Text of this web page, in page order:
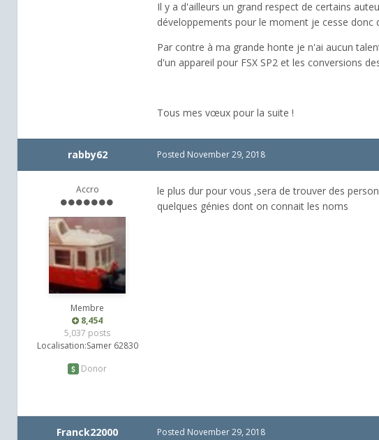
Il y a d'ailleurs un grand respect de certains
développements pour le moment je cesse donc
Par contre à ma grande honte je n'ai aucun
d'un appareil pour FSX SP2 et les conversions
Tous mes vœux pour la suite !
rabby62
Accro
Membre
8,454
5,037 posts
Localisation:Samer 62830
Donor
Posted November 29, 2018
le plus dur pour vous ,sera de trouver des
quelques génies dont on connait les noms
Franck22000 Posted November 29, 2018